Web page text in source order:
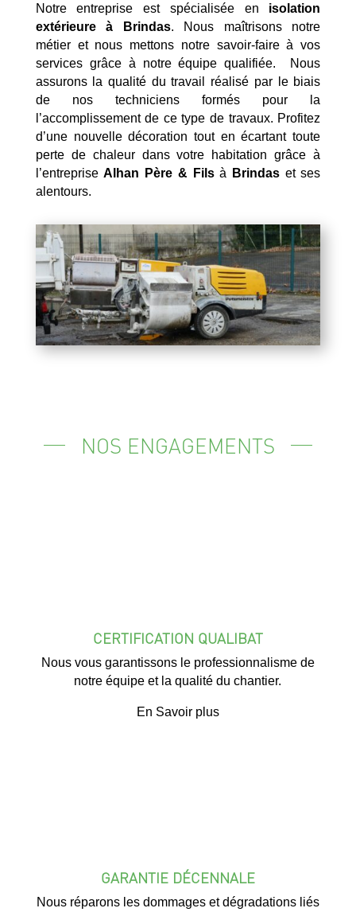
Notre entreprise est spécialisée en isolation
extérieure à
Brindas. Nous maîtrisons notre
métier et nous mettons notre savoir-faire à vos
services grâce à notre équipe qualifiée. Nous
assurons la qualité du travail réalisé par le biais
de nos techniciens formés pour la
l’accomplissement de ce type de travaux. Profitez
d’une nouvelle décoration tout en écartant toute
perte de chaleur dans votre habitation grâce à
l’entrepriseAlhan Père & Filsà Brindas et ses
alentours.
NOS ENGAGEMENTS
CERTIFICATION QUALIBAT
Nous vous garantissons le professionnalisme de
notre équipe et la qualité du chantier.
En Savoir plus
GARANTIE DÉCENNALE
Nous réparons les dommages et dégradations liés